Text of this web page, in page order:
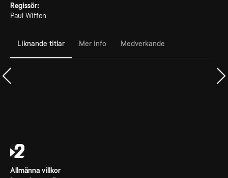
Regissör:
Paul Wiffen
Liknande titlar Mer info Medverkande
Allmänna villkor